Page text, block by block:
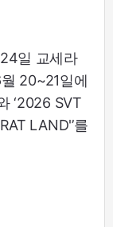
일 교세라
20~21일에
‘2026 SVT
LAND'’를